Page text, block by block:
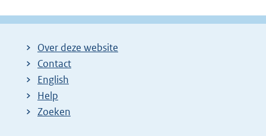
Over deze website
Contact
English
Help
Zoeken